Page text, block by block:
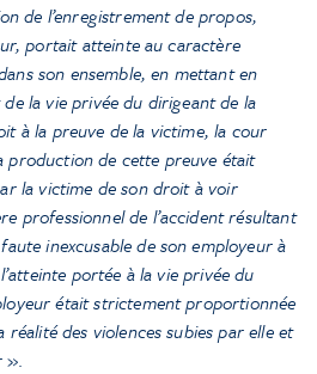
de l’enregistrement de propos,
portait atteinte au caractère
son ensemble, en mettant en
la vie privée du dirigeant de la
à la preuve de la victime, la cour
production de cette preuve était
la victime de son droit à voir
professionnel de l’accident résultant
inexcusable de son employeur à
portée à la vie privée du
était strictement proportionnée
des violences subies par elle et
».